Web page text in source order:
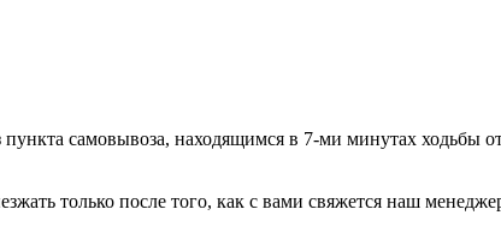
самовывоза, находящимся в 7-ми минутах ходьбы
только после того, как с вами свяжется наш